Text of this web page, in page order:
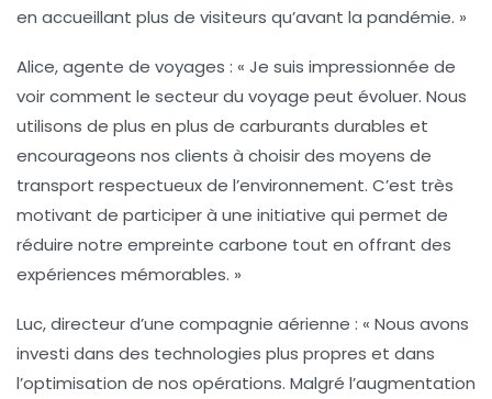
en accueillant plus de visiteurs qu’avant la pandémie. »
Alice, agente de voyages : « Je suis impressionnée de
voir comment le secteur du voyage peut évoluer. Nous
utilisons de plus en plus de carburants durables et
encourageons nos clients à choisir des moyens de
transport respectueux de l’environnement. C’est très
motivant de participer à une initiative qui permet de
réduire notre empreinte carbone tout en offrant des
expériences mémorables. »
Luc, directeur d’une compagnie aérienne : « Nous avons
investi dans des technologies plus propres et dans
l’optimisation de nos opérations. Malgré l’augmentation